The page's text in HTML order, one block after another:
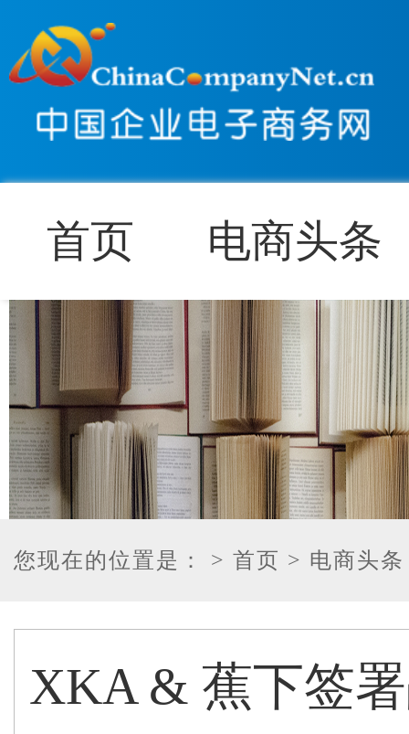
首页 电商头条
您现在的位置是： > 首页 > 电商头条
XKA & 蕉下签